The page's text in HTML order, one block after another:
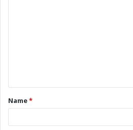
Name*